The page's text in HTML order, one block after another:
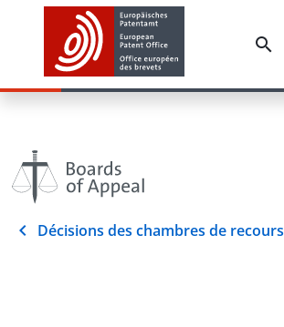
Décisions des chambres de recours